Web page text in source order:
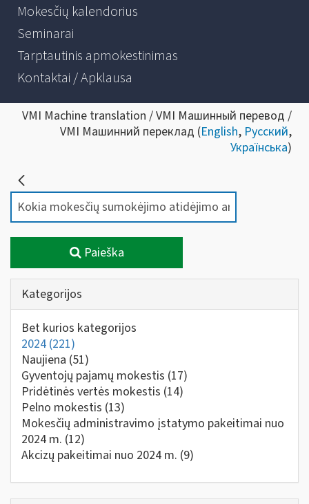
Mokesčių kalendorius
Seminarai
Tarptautinis apmokestinimas
Kontaktai / Apklausa
VMI Machine translation / VMI Машинный перевод /
VMI Машинний переклад (English, Русский,
Українська)
Paieška
Kategorijos
Bet kurios kategorijos
2024 (221)
Naujiena (51)
Gyventojų pajamų mokestis (17)
Pridėtinės vertės mokestis (14)
Pelno mokestis (13)
Mokesčių administravimo įstatymo pakeitimai nuo
2024 m. (12)
Akcizų pakeitimai nuo 2024 m. (9)